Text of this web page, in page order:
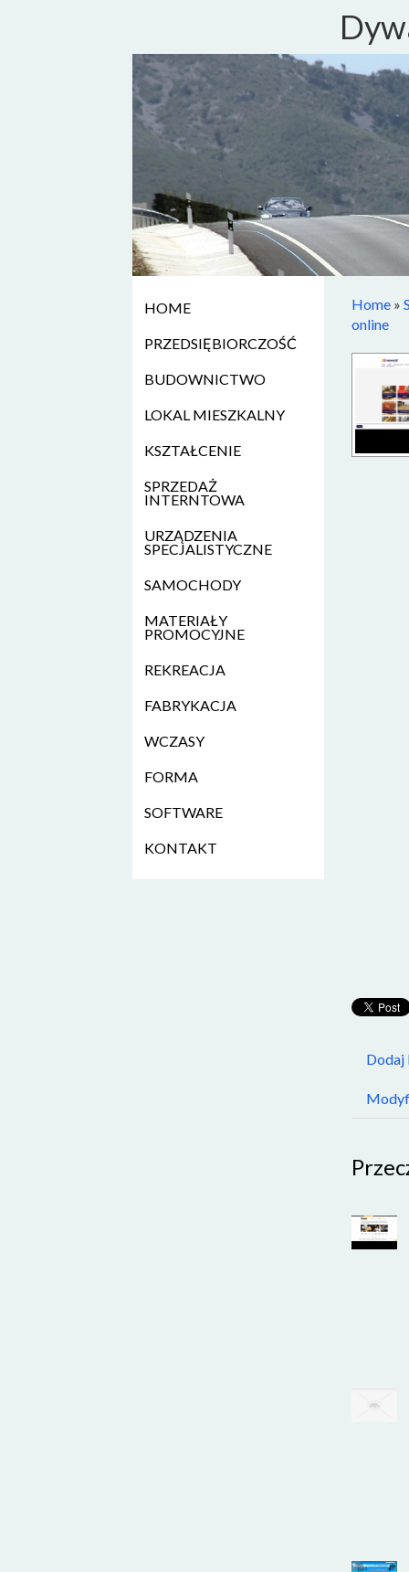
HOME
PRZEDSIĘBIORCZOŚĆ
BUDOWNICTWO
LOKAL MIESZKALNY
KSZTAŁCENIE
SPRZEDAŻ
INTERNTOWA
URZĄDZENIA
SPECJALISTYCZNE
SAMOCHODY
MATERIAŁY
PROMOCYJNE
REKREACJA
FABRYKACJA
WCZASY
FORMA
SOFTWARE
KONTAKT
Home »
online
Dodaj